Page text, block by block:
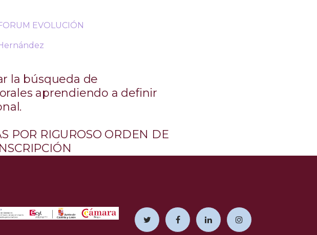
EVOLUCIÓN
la búsqueda de
aprendiendo a definir
POR RIGUROSO ORDEN DE